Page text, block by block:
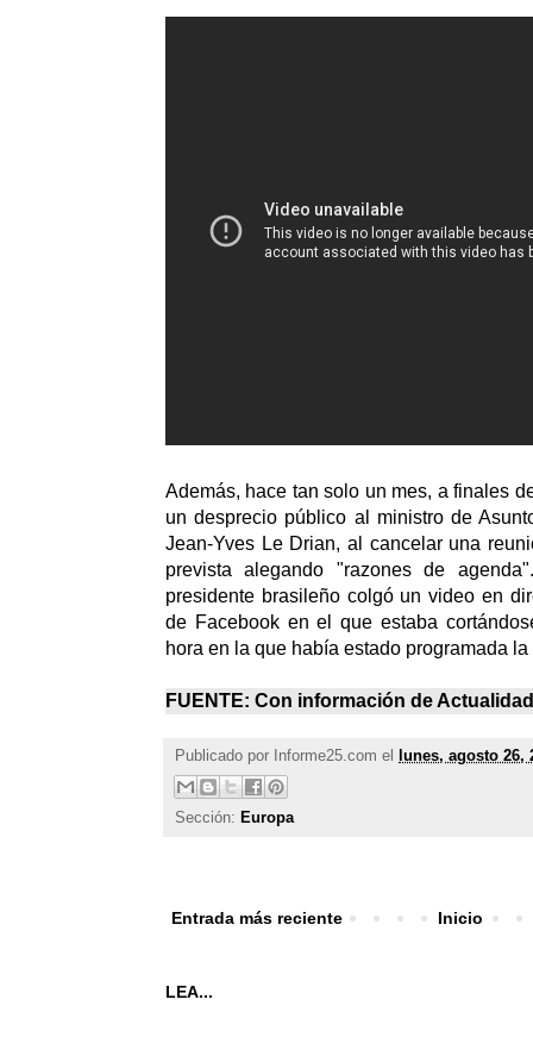
Además, hace tan solo un mes, a finales
un desprecio público al ministro de
Jean-Yves Le Drian, al cancelar una
prevista alegando "razones de
presidente brasileño colgó un video en
de Facebook en el que estaba
hora en la que había estado programada
FUENTE: Con información de
Publicado por Informe25.com el lunes, agosto 26,
Sección: Europa
Entrada más reciente Inicio
LEA...